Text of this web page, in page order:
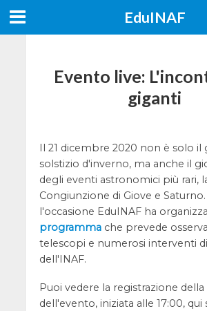
EduINAF
Evento live:
giganti
Il 21 dicembre 2020 non è solo il
solstizio d'inverno, ma anche il
degli eventi astronomici più rari,
Congiunzione di Giove e
l'occasione EduINAF ha
programmache prevede
telescopi e numerosi interventi
dell'INAF.
Puoi vedere la registrazione della
dell'evento, iniziata alle 17:00, qui